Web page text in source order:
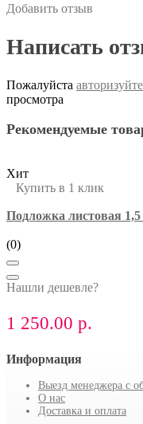
Добавить отзыв
Написать
Пожалуйста
просмотра
Рекомендуемые
Хит
Купить в 1 клик
Подложка листовая
(0)
Нашли дешевле?
1 250.00 р.
Информация
Выезд менеджера с
О нас
Доставка и оплата